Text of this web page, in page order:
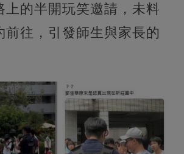
上的半開玩笑邀請，未料
前往，引發師生與家長的